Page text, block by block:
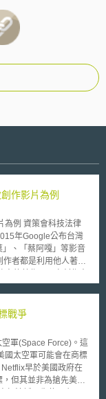
作影片為例
法律
、「蔡阿嘎」等影音
者都是利用他人著作
有可能面臨到著作侵權
造出來的改編影片甚
為大宗，同時也帶來更
存續在影音平台上，
助支付智慧財產權相
要求下架的通知，就移
戰爭
軍(Space Force)。這
國太空軍可能會在商標
早於美國政府在
但其並非為搶先美國